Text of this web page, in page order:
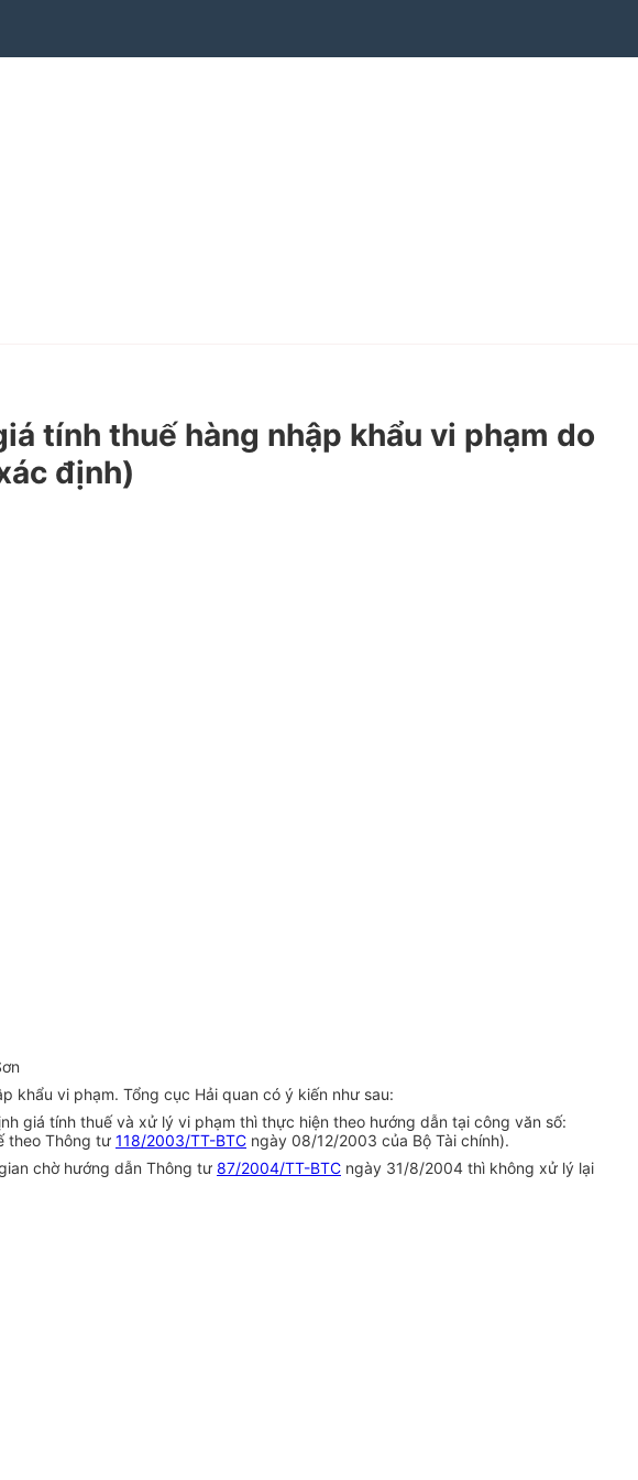
tính thuế hàng nhập khẩu vi phạm do
định)
khẩu vi phạm. Tổng cục Hải quan có ý kiến như sau:
giá tính thuế và xử lý vi phạm thì thực hiện theo hướng dẫn tại công văn số:
theo Thông tư 118/2003/TT-BTC ngày 08/12/2003 của Bộ Tài chính).
chờ hướng dẫn Thông tư 87/2004/TT-BTC ngày 31/8/2004 thì không xử lý lại